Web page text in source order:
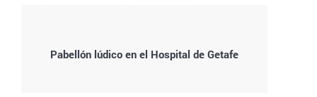
Pabellón lúdico en el Hospital de Getafe